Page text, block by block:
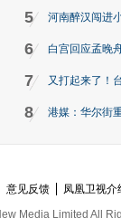
5 河南醉汉闯进
6 白宫回应孟晚
7 又打起来了！
8 港媒：华尔街
意见反馈 凤凰卫视介
Media Limited All